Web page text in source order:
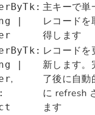
|
主キーで単
レコードを
得します
|
,
レコードを
新します。
了後に自動
に refresh
ます